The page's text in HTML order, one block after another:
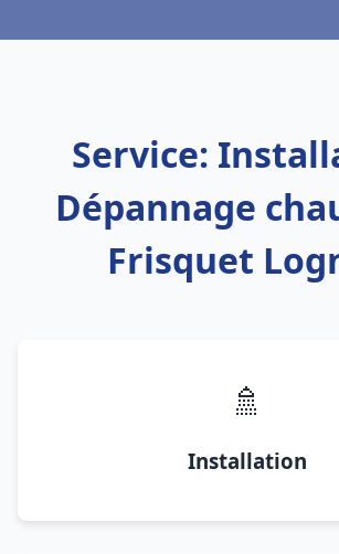
Service:
Dépannage
Frisquet
🚿
Installation